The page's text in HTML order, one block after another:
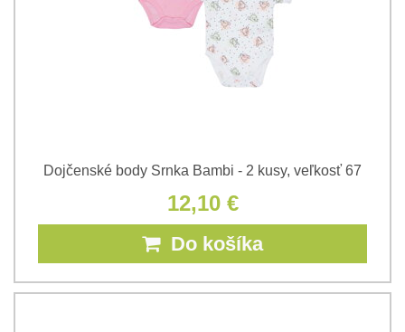
Dojčenské body Srnka Bambi - 2 kusy, veľkosť 67
12,10 €
Do košíka